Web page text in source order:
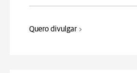
Quero divulgar